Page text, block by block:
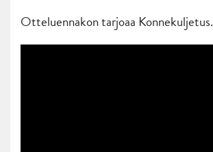
Otteluennakon tarjoaa Konnekuljetus.